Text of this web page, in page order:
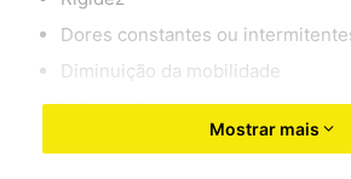
Dores constantes ou
Diminuição da mobilidade
Inflamação
Sensação de travamento ou
Mostrar mais